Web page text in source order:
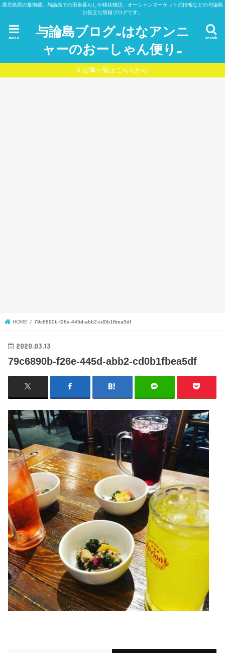
鹿児島県の最南端、与論島での田舎暮らしや移住物語、オーシャンマーケットの情報などの与論島
お役立ち情報ブログです。
与論島ブログ~はなアンニ
ャーのおーしゃん便り~
search
menu
記事一覧はこちらから
HOME 79c6890b-f26e-445d-abb2-cd0b1fbea5df
2020.03.13
79c6890b-f26e-445d-abb2-cd0b1fbea5df